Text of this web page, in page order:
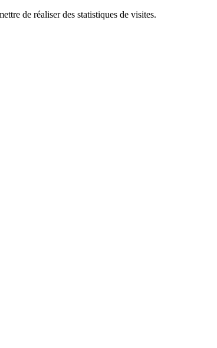
de réaliser des statistiques de visites.